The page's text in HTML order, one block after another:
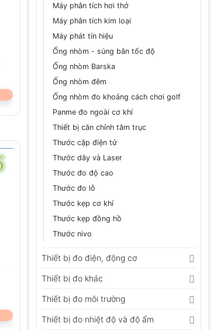
Máy phân tích hơi thở
Máy phân tích kim loại
Máy phát tín hiệu
Ống nhòm - súng bắn tốc độ
Ống nhòm Barska
Ống nhòm đêm
Ống nhòm đo khoảng cách chơi golf
Panme đo ngoài cơ khí
Thiết bị căn chỉnh tâm trục
Thước cặp điện tử
Thước dây và Laser
Thước đo độ cao
Thước đo lỗ
Thước kẹp cơ khí
Thước kẹp đồng hồ
Thước nivo
Thiết bị đo điện, động cơ
Thiết bị đo khác
Thiết bị đo môi trường
Thiết bị đo nhiệt độ và độ ẩm